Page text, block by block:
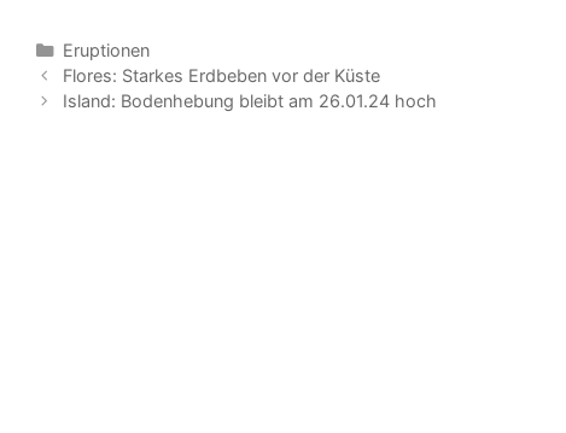
Kategorien
Eruptionen
Flores: Starkes Erdbeben vor der Küste
Island: Bodenhebung bleibt am 26.01.24 hoch